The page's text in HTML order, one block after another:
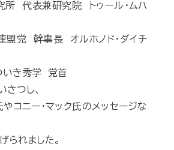
所 代表兼研究院 トゥール・ムハ
盟党 幹事長 オルホノド･ダイチ
き秀学 党首
さつし、
やコニー・マック氏のメッセージな
られました。